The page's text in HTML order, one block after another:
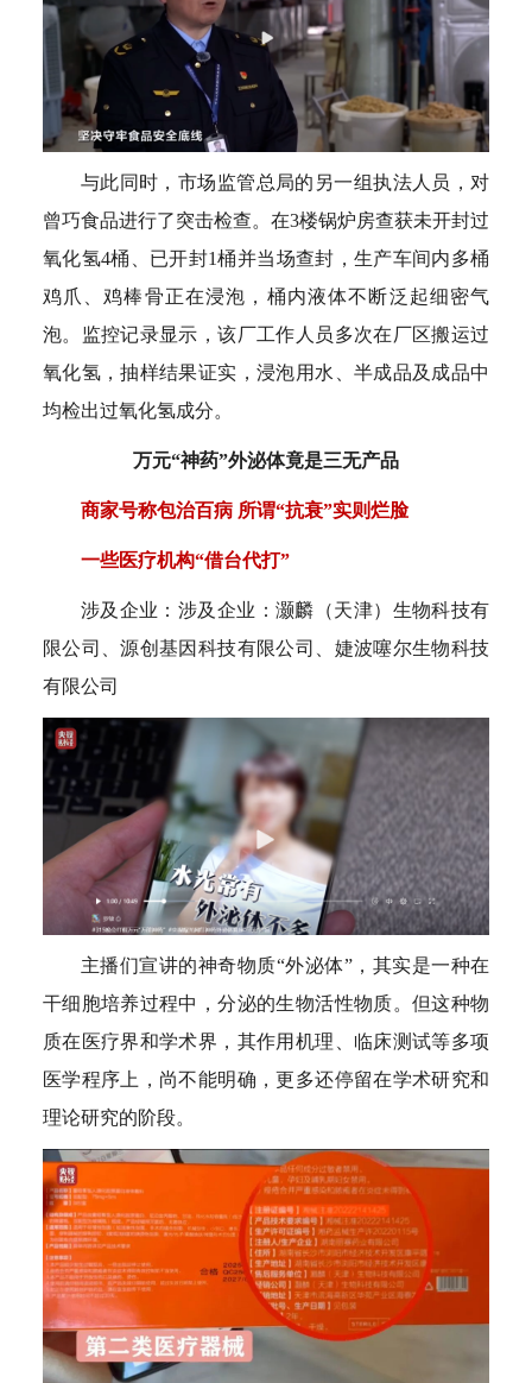
与此同时，市场监管总局的另一组执法人员，对
曾巧食品进行了突击检查。在3楼锅炉房查获未开封过
氧化氢4桶、已开封1桶并当场查封，生产车间内多桶
鸡爪、鸡棒骨正在浸泡，桶内液体不断泛起细密气
泡。监控记录显示，该厂工作人员多次在厂区搬运过
氧化氢，抽样结果证实，浸泡用水、半成品及成品中
均检出过氧化氢成分。
万元“神药”外泌体竟是三无产品
商家号称包治百病 所谓“抗衰”实则烂脸
一些医疗机构“借台代打”
涉及企业：涉及企业：灏麟（天津）生物科技有
限公司、源创基因科技有限公司、婕波噻尔生物科技
有限公司
主播们宣讲的神奇物质“外泌体”，其实是一种在
干细胞培养过程中，分泌的生物活性物质。但这种物
质在医疗界和学术界，其作用机理、临床测试等多项
医学程序上，尚不能明确，更多还停留在学术研究和
理论研究的阶段。